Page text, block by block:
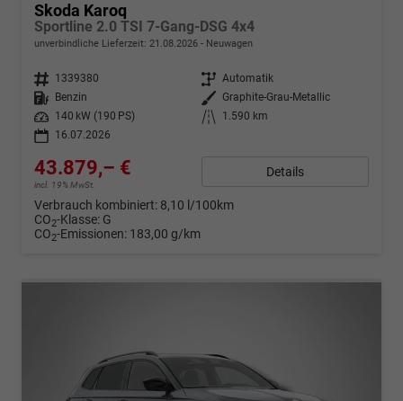
Skoda Karoq
Sportline 2.0 TSI 7-Gang-DSG 4x4
unverbindliche Lieferzeit: 21.08.2026 Neuwagen
Fahrzeugnr. 1339380 Getriebe Automatik
Kraftstoff
Benzin Außenfarbe
Graphite-Grau-Metallic
Leistung
140 kW (190 PS) Kilometerstand
1.590 km
16.07.2026
43.879,– €
incl. 19% MwSt.
Details
Verbrauch kombiniert: 8,10 l/100km
CO2-Klasse: G
CO2-Emissionen: 183,00 g/km